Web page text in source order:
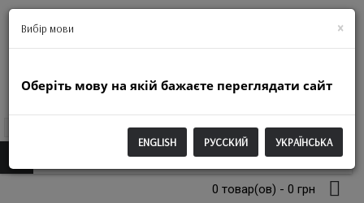
0 товар(ов) - 0 грн
Вибір мови ×
Оберіть мову на якій бажаєте переглядати сайт
ENGLISH РУССКИЙ УКРАЇНСЬКА